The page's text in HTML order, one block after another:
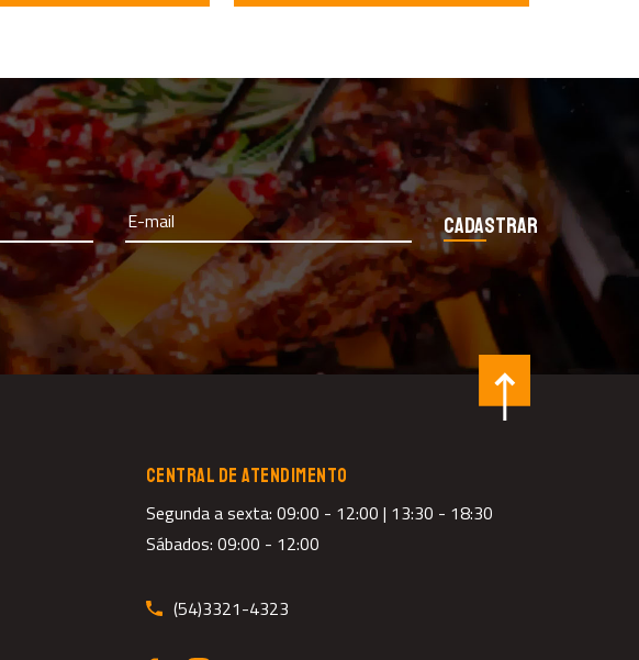
Cadastrar
CENTRAL DE ATENDIMENTO
Segunda a sexta: 09:00 - 12:00 | 13:30 - 18:30
Sábados: 09:00 - 12:00
(54)3321-4323